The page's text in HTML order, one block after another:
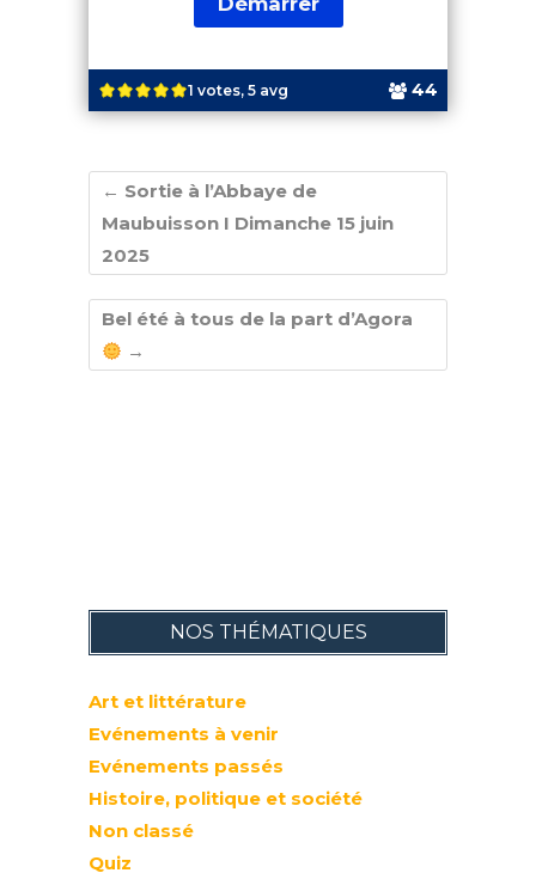
1 votes, 5 avg 44
← Sortie à l’Abbaye de
Maubuisson I Dimanche 15 juin
2025
Bel été à tous de la part d’Agora
→
NOS THÉMATIQUES
Art et littérature
Evénements à venir
Evénements passés
Histoire, politique et société
Non classé
Quiz